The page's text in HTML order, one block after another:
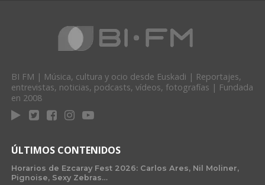
BI FM | Música, cultura y ocio desde Euskadi | Reportajes,
entrevistas, noticias, podcasts, vídeos, fotografías | Fundada
en 2008
ÚLTIMOS CONTENIDOS
Horarios de Ezcaray Fest 2026: Carlos Ares, Nil Moliner,
Pignoise, Sexy Zebras…